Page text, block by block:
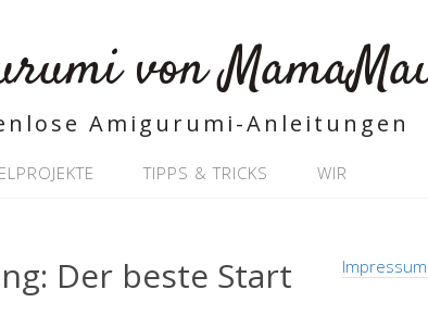
von
Amigurumi-Anleitungen
TIPPS & TRICKS WIR
Der beste Start